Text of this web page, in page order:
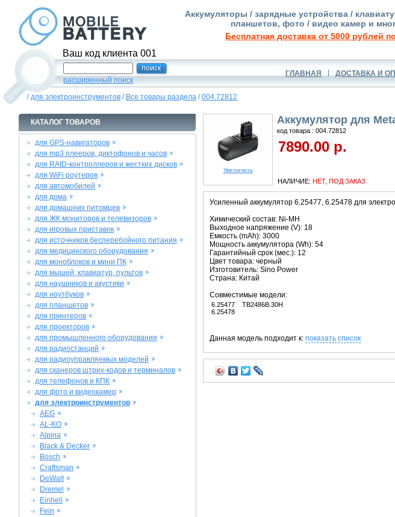
Ваш код клиента 001
Аккумуляторы / зарядные устройства /
планшетов, фото / видео камер и
Бесплатная доставка от 5000 рублей
расширенный поиск
ГЛАВНАЯ ДОСТАВКА И
/для электроинструментов / Все товары раздела /004.72812
КАТАЛОГ ТОВАРОВ
для GPS-навигаторов
для mp3 плееров, диктофонов и часов
для RAID-контроллеров и жестких дисков
для WiFi роутеров
для автомобилей
для дома
для домашних питомцев
для ЖК мониторов и телевизоров
для игровых приставок
для источников бесперебойного питания
для медицинского оборудования
для моноблоков и мини ПК
для мышей, клавиатур, пультов
для наушников и акустики
для ноутбуков
для планшетов
для принтеров
для проекторов
для промышленного оборудования
для радиостанций
для радиоуправляемых моделей
для сканеров штрих-кодов и терминалов
для телефонов и КПК
для фото и видеокамер
для электроинструментов
AEG
AL-KO
Alpina
Black & Decker
Bosch
Craftsman
DeWalt
Dremel
Einhell
Fein
Увеличить
Аккумулятор для
код товара : 004.72812
7890.00 р.
НАЛИЧИЕ: НЕТ, ПОД ЗАКАЗ
Усиленный аккумулятор 6.25477, 6.25478 для
Химический состав: Ni-MH
Выходное напряжение (V): 18
Емкость (mAh): 3000
Мощность аккумулятора (Wh): 54
Гарантийный срок (мес.): 12
Цвет товара: черный
Изготовитель: Sino Power
Страна: Китай
Совместимые модели:
6.25477
6.25478
TB2486B.30H
Данная модель подходит к: показать список